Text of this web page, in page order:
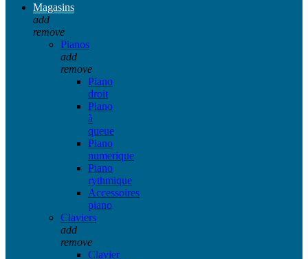
Magasins
add
remove
Pianos
add
remove
Piano
droit
Piano
à
queue
Piano
numerique
Piano
rythmique
Accessoires
piano
Claviers
add
remove
Clavier